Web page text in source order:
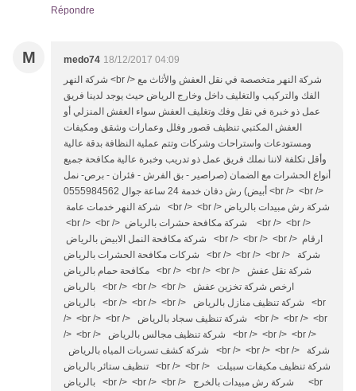
Répondre
M medo74 18/12/2017 04:09
شركة النهر <br /> شركة النهر متخصصة في نقل العفش والأثاث مع
الفك والتركيب والتغليف داخل وخارج الرياض حيث يوجد لدينا فريق
عمل ذو خبرة في نقل وفك وتغليف العفش سواء العفش المنزلي أو
العفش المكتبي تنظيف قصور وفلل وعمارات وشقق ومكيفات
ومستودعات واستراحات وشركات وتتم عملية النظافة بدقة عالية
وأقل تكلفة لاننا نملك فريق عمل ذو تدريب وخبرة عالية مكافحة جميع
أنواع الحشرات مع الضمان (صراصير - بق الفرش - فئران - برص- نمل
أبيض) رش دفان خدمة 24 ساعة جوال 0555984562 <br /> <br />
<br /> <br /> شركة مكافحة حشرات بالرياض <br /> <br />
شركات مكافحة الحشرات بالرياض <br /> <br /> <br /> شركة
مكافحة حمام بالرياض <br /> <br /> <br /> شركة نقل عفش
بالرياض <br /> <br /> <br /> ارخص شركة تخزين عفش
بالرياض <br /> <br /> <br /> شركة تنظيف منازل بالرياض <br
/> <br /> <br /> شركة تنظيف سجاد بالرياض <br /> <br /> <br
/> <br /> شركة تنظيف مجالس بالرياض <br /> <br /> <br />
تنظيف ستائر بالرياض <br /> <br /> شركة تنظيف مكيفات سبيلت
بالرياض <br /> <br /> <br /> شركة رش مبيدات بالخرج <br